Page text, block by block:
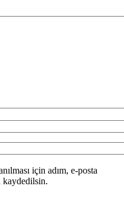
için adım, e-posta
kaydedilsin.